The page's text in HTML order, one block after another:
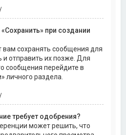
при создании
вам сохранять сообщения для
и отправить их позже. Для
сообщения перейдите в
личного раздела.
требует одобрения?
может решить, что